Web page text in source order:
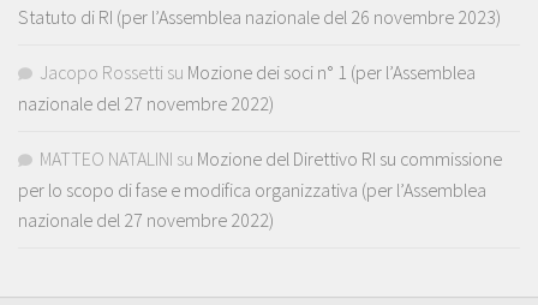
Statuto di RI (per l’Assemblea nazionale del 26 novembre 2023)
Jacopo Rossetti su Mozione dei soci n° 1 (per l’Assemblea
nazionale del 27 novembre 2022)
MATTEO NATALINI su Mozione del Direttivo RI su commissione
per lo scopo di fase e modifica organizzativa (per l’Assemblea
nazionale del 27 novembre 2022)